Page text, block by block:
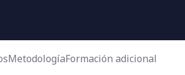
MetodologíaFormación adicional